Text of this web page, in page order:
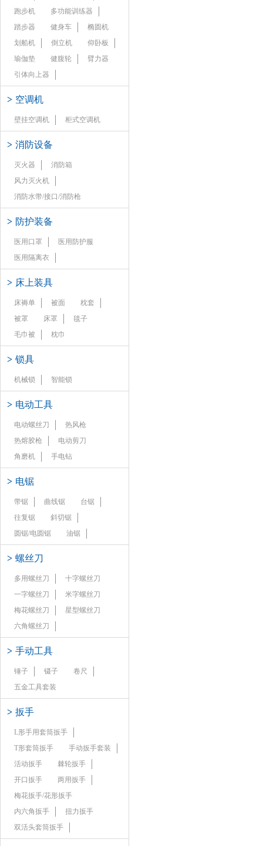
跑步机
多功能训练器
踏步器
健身车
椭圆机
划船机
倒立机
仰卧板
瑜伽垫
健腹轮
臂力器
引体向上器
> 空调机
壁挂空调机 柜式空调机
> 消防设备
灭火器
消防箱
风力灭火机
消防水带/接口/消防枪
> 防护装备
医用口罩
医用防护服
医用隔离衣
> 床上装具
床褥单 被面
枕套
被罩
床罩
毯子
毛巾被
枕巾
> 锁具
机械锁 智能锁
> 电动工具
电动螺丝刀
热风枪
热熔胶枪
电动剪刀
角磨机
手电钻
> 电锯
带锯 曲线锯
台锯
往复锯
斜切锯
圆锯/电圆锯
油锯
> 螺丝刀
多用螺丝刀
十字螺丝刀
一字螺丝刀
米字螺丝刀
梅花螺丝刀
星型螺丝刀
六角螺丝刀
> 手动工具
锤子 镊子
卷尺
五金工具套装
> 扳手
L形手用套筒扳手
T形套筒扳手
手动扳手套装
活动扳手
棘轮扳手
开口扳手
两用扳手
梅花扳手/花形扳手
内六角扳手
扭力扳手
双活头套筒扳手